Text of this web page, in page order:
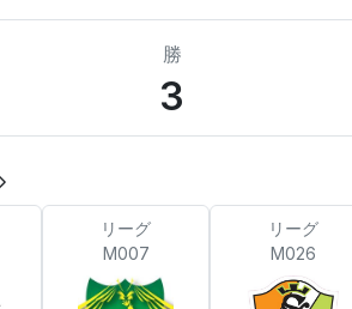
勝
3
リーグ
M007
リーグ
M026